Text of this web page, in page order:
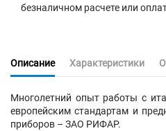
безналичном расчете или
Описание Характеристики
Многолетний опыт работы с
европейским стандартам и
приборов – ЗАО РИФАР.